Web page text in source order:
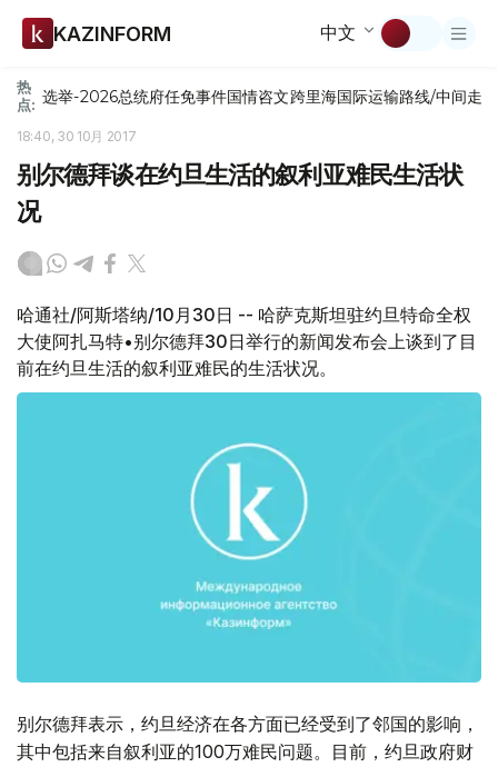
KAZINFORM 中文
热
点: 选举-2026总统府任免事件国情咨文跨里海国际运输路线/中间走廊
18:40, 30 10月 2017
别尔德拜谈在约旦生活的叙利亚难民生活状
况
哈通社/阿斯塔纳/10月30日 -- 哈萨克斯坦驻约旦特命全权
大使阿扎马特•别尔德拜30日举行的新闻发布会上谈到了目
前在约旦生活的叙利亚难民的生活状况。
别尔德拜表示，约旦经济在各方面已经受到了邻国的影响，
其中包括来自叙利亚的100万难民问题。目前，约旦政府财